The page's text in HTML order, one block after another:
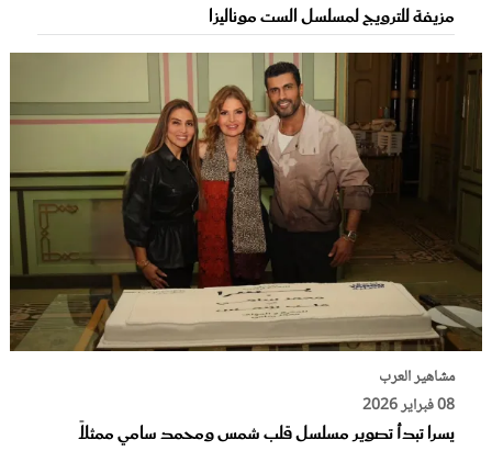
مزيفة للترويج لمسلسل الست موناليزا
مشاهير العرب
08 فبراير 2026
يسرا تبدأ تصوير مسلسل قلب شمس ومحمد سامي ممثلاً